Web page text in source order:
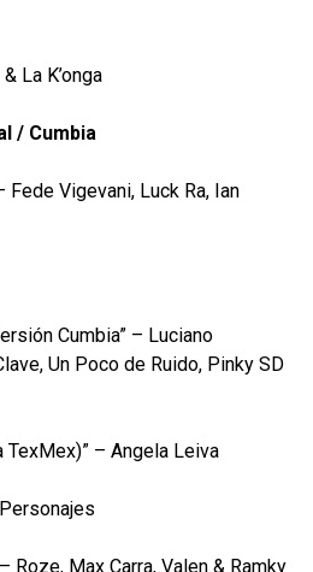
La K’onga
/ Cumbia
Fede Vigevani, Luck Ra, Ian
Cumbia” – Luciano
Un Poco de Ruido, Pinky SD
TexMex)” – Angela Leiva
Roze, Max Carra, Valen & Ramky